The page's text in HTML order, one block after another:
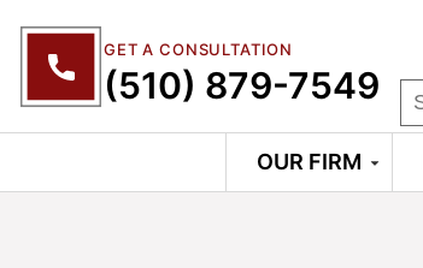
GET A CONSULTATION
(510) 879-7549
OUR FIRM